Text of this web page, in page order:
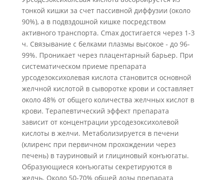
тонкой кишки за счет пассивной диффузии (около
90%), а в подвздошной кишке посредством
активного транспорта. Cmax достигается через 1-3
ч. Связывание с белками плазмы высокое - до 96-
99%. Проникает через плацентарный барьер. При
систематическом приеме препарата
урсодезоксихолевая кислота становится основной
желчной кислотой в сыворотке крови и составляет
около 48% от общего количества желчных кислот в
крови. Терапевтический эффект препарата
зависит от концентрации урсодезоксихолевой
кислоты в желчи. Метаболизируется в печени
(клиренс при первичном прохождении через
печень) в тауриновый и глициновый конъюгаты.
Образующиеся конъюгаты секретируются в
желчь. Около 50-70% общей дозы препарата